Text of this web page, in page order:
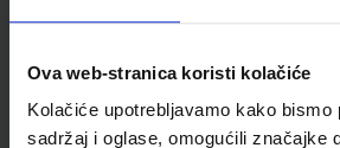
Ova web-stranica koristi kolačiće
Kolačiće upotrebljavamo kako bismo
sadržaj i oglase, omogućili značajke
Vrsta škole
2
Nastavni predmet
FIZIKA
Reg br min
6181